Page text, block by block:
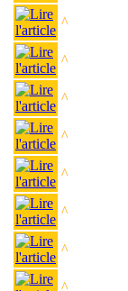
^
^
^
^
^
^
^
^